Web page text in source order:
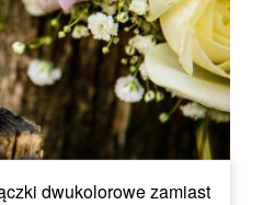
dwukolorowe zamiast